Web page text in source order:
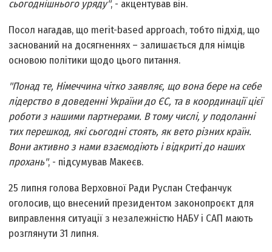
сьогоднішнього уряду", - акцентував він.
Посол нагадав, що merit-based approach, тобто підхід, що
заснований на досягненнях – залишається для німців
основою політики щодо цього питання.
"Понад те, Німеччина чітко заявляє, що вона бере на себе
лідерство в доведенні України до ЄС, та в координації цієї
роботи з нашими партнерами. В тому числі, у подоланні
тих перешкод, які сьогодні стоять, як вето різних країн.
Вони активно з нами взаємодіють і відкриті до наших
прохань", - підсумував Макеєв.
25 липня голова Верховної Ради Руслан Стефанчук
оголосив, що внесений президентом законопроєкт для
виправлення ситуації з незалежністю НАБУ і САП мають
розглянути 31 липня.